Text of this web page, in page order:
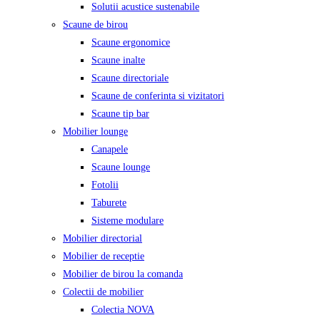
Solutii acustice sustenabile
Scaune de birou
Scaune ergonomice
Scaune inalte
Scaune directoriale
Scaune de conferinta si vizitatori
Scaune tip bar
Mobilier lounge
Canapele
Scaune lounge
Fotolii
Taburete
Sisteme modulare
Mobilier directorial
Mobilier de receptie
Mobilier de birou la comanda
Colectii de mobilier
Colectia NOVA